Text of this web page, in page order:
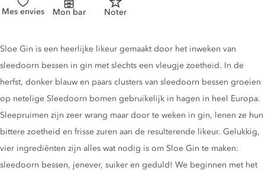
Mes envies Mon bar Noter
Gin description
Sloe Gin is een heerlijke likeur gemaakt door het inweken van
sleedoorn bessen in gin met slechts een vleugje zoetheid. In de
herfst, donker blauw en paars clusters van sleedoorn bessen groeien
op netelige Sleedoorn bomen gebruikelijk in hagen in heel Europa.
Sleepruimen zijn zeer wrang maar door te weken in gin, lenen ze hun
bittere zoetheid en frisse zuren aan de resulterende likeur. Gelukkig,
vier ingrediënten zijn alles wat nodig is om Sloe Gin te maken:
sleedoorn bessen, jenever, suiker en geduld! We beginnen met het